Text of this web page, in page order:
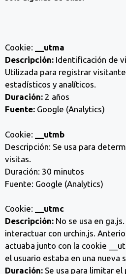
Cookie:
__utma
Descripción: Identificación de
Utilizada para registrar
estadísticos y analíticos.
Duración: 2 años
Fuente: Google (Analytics)
Cookie:
__utmb
Descripción: Se usa para
visitas.
Duración: 30 minutos
Fuente: Google (Analytics)
Cookie:
__utmc
Descripción: No se usa en
interactuar con urchin.js.
actuaba junto con la cookie
el usuario estaba en una nueva
Duración: Se usa para limitar